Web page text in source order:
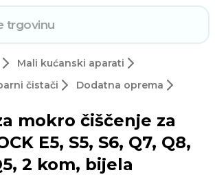
Mali kućanski aparati
čistači
Dodatna oprema
mokro čiščenje za
E5, S5, S6, Q7, Q8,
2 kom, bijela